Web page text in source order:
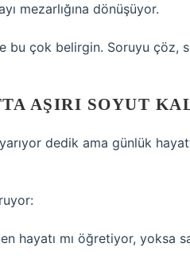
mezarlığına dönüşüyor.
bu çok belirgin. Soruyu çöz,
AŞIRI SOYUT
dedik ama günlük
hayatı mı öğretiyor, yoksa